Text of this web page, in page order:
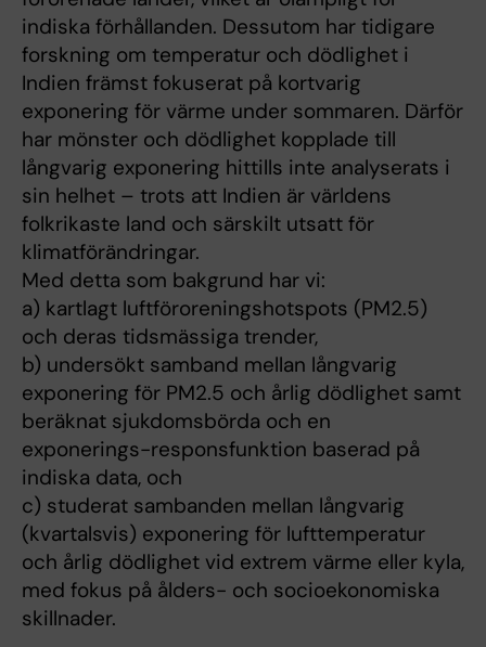
indiska förhållanden. Dessutom har tidigare
forskning om temperatur och dödlighet i
Indien främst fokuserat på kortvarig
exponering för värme under sommaren. Därför
har mönster och dödlighet kopplade till
långvarig exponering hittills inte analyserats i
sin helhet – trots att Indien är världens
folkrikaste land och särskilt utsatt för
klimatförändringar.
Med detta som bakgrund har vi:
a) kartlagt luftföroreningshotspots (PM2.5)
och deras tidsmässiga trender,
b) undersökt samband mellan långvarig
exponering för PM2.5 och årlig dödlighet samt
beräknat sjukdomsbörda och en
exponerings-responsfunktion baserad på
indiska data, och
c) studerat sambanden mellan långvarig
(kvartalsvis) exponering för lufttemperatur
och årlig dödlighet vid extrem värme eller kyla,
med fokus på ålders- och socioekonomiska
skillnader.